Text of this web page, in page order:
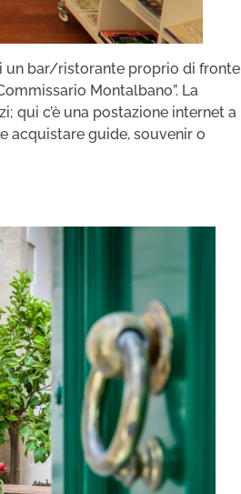
un bar/ristorante proprio di fronte
Montalbano”. La
qui c’è una postazione internet a
acquistare guide, souvenir o